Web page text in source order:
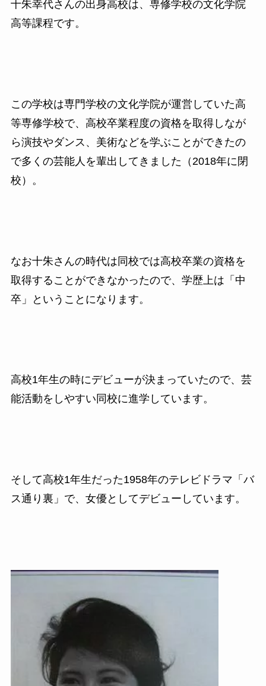
十朱幸代さんの出身高校は、専修学校の文化学院
高等課程です。
この学校は専門学校の文化学院が運営していた高
等専修学校で、高校卒業程度の資格を取得しなが
ら演技やダンス、美術などを学ぶことができたの
で多くの芸能人を輩出してきました（ 2018年に閉
校）。
なお十朱さんの時代は同校では高校卒業の資格を
取得することができなかったので、学歴上は「中
卒」ということになります。
高校1年生の時にデビューが決まっていたので、芸
能活動をしやすい同校に進学しています。
そして高校1年生だった1958年のテレビドラマ「バ
ス通り裏」で、女優としてデビューしています。